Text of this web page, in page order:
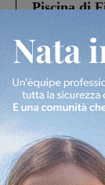
Piscina di
Cronaca 3
Fiorentino
Levane nel
Cronaca 4
Un anno fa